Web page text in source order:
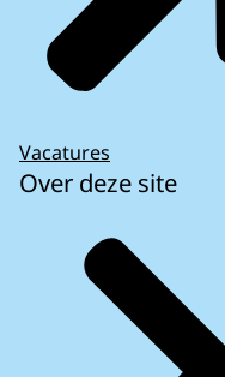
Vacatures
Over deze site